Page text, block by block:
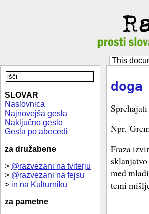
This
SLOVAR
Naslovnica
Najnovejša gesla
Naključno geslo
Gesla po abecedi
za družabene
> @razvezani na tviterju
> @razvezani na fejsu
> in na Kulturniku
za pametne
Sprehajati
Npr.
Fraza
med
temi